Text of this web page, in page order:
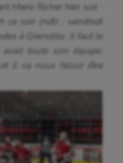
Mario Richer hier soir :
ce soir (ndlr : vendredi
à Grenoble, il faut le
toute son équipe;
il va nous falloir être